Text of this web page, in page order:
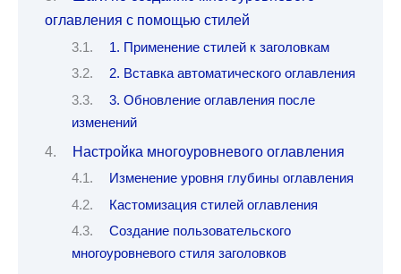
оглавления с помощью стилей
1. Применение стилей к заголовкам
2. Вставка автоматического оглавления
3. Обновление оглавления после
изменений
Настройка многоуровневого оглавления
Изменение уровня глубины оглавления
Кастомизация стилей оглавления
Создание пользовательского
многоуровневого стиля заголовков